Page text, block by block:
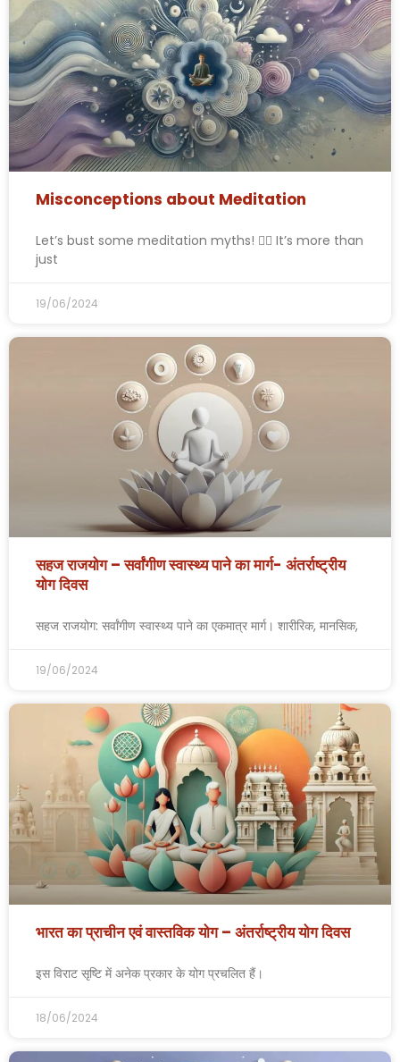
Misconceptions about Meditation
Let’s bust some meditation myths! 🧘‍♂️ It’s more than
just
19/06/2024
सहज राजयोग – सर्वांगीण स्वास्थ्य पाने का मार्ग- अंतर्राष्ट्रीय
योग दिवस
सहज राजयोग: सर्वांगीण स्वास्थ्य पाने का एकमात्र मार्ग। शारीरिक, मानसिक,
19/06/2024
भारत का प्राचीन एवं वास्तविक योग – अंतर्राष्ट्रीय योग दिवस
इस विराट सृष्टि में अनेक प्रकार के योग प्रचलित हैं।
18/06/2024